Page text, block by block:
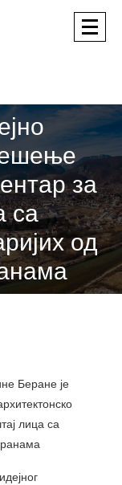
за
са
од
Беране је
лица са